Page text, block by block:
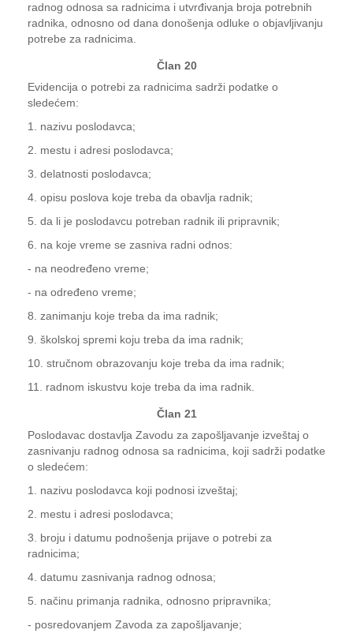
radnog odnosa sa radnicima i utvrđivanja broja potrebnih
radnika, odnosno od dana donošenja odluke o objavljivanju
potrebe za radnicima.
Član 20
Evidencija o potrebi za radnicima sadrži podatke o
sledećem:
1. nazivu poslodavca;
2. mestu i adresi poslodavca;
3. delatnosti poslodavca;
4. opisu poslova koje treba da obavlja radnik;
5. da li je poslodavcu potreban radnik ili pripravnik;
6. na koje vreme se zasniva radni odnos:
- na neodređeno vreme;
- na određeno vreme;
8. zanimanju koje treba da ima radnik;
9. školskoj spremi koju treba da ima radnik;
10. stručnom obrazovanju koje treba da ima radnik;
11. radnom iskustvu koje treba da ima radnik.
Član 21
Poslodavac dostavlja Zavodu za zapošljavanje izveštaj o
zasnivanju radnog odnosa sa radnicima, koji sadrži podatke
o sledećem:
1. nazivu poslodavca koji podnosi izveštaj;
2. mestu i adresi poslodavca;
3. broju i datumu podnošenja prijave o potrebi za
radnicima;
4. datumu zasnivanja radnog odnosa;
5. načinu primanja radnika, odnosno pripravnika;
- posredovanjem Zavoda za zapošljavanje;